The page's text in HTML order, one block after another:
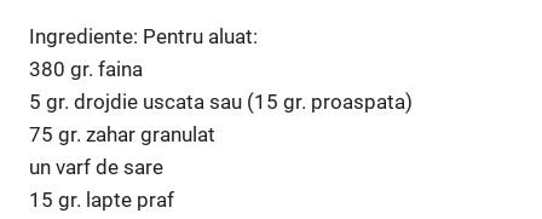
Ingrediente: Pentru aluat:
380 gr. faina
5 gr. drojdie uscata sau (15 gr. proaspata)
75 gr. zahar granulat
un varf de sare
15 gr. lapte praf